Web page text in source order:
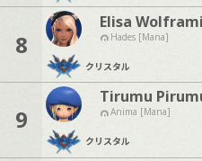
8
Elisa
Hades [Mana]
クリスタル
9
Tirumu
Anima [Mana]
クリスタル